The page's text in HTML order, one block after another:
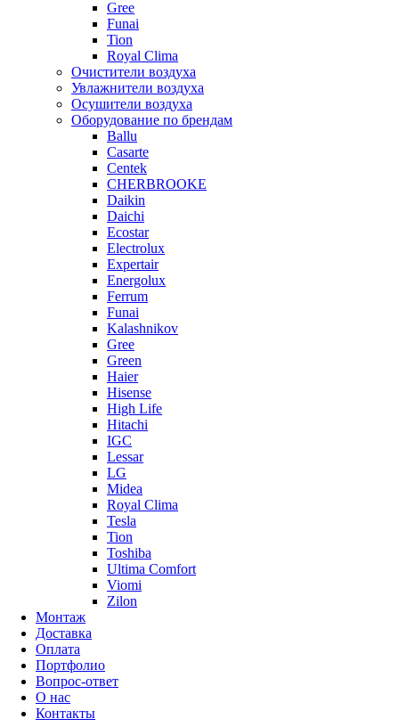
Gree
Funai
Tion
Royal Clima
Очистители воздуха
Увлажнители воздуха
Осушители воздуха
Оборудование по брендам
Ballu
Casarte
Centek
CHERBROOKE
Daikin
Daichi
Ecostar
Electrolux
Expertair
Energolux
Ferrum
Funai
Kalashnikov
Gree
Grеen
Haier
Hisense
High Life
Hitachi
IGC
Lessar
LG
Midea
Royal Clima
Tesla
Tion
Toshiba
Ultima Comfort
Viomi
Zilon
Монтаж
Доставка
Оплата
Портфолио
Вопрос-ответ
О нас
Контакты